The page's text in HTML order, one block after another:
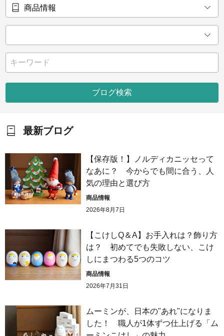
ブログ検索
最新ブログ
【保存版！】ノルディカニッセって
なあに？ 今からでも間に合う、人
気の理由と選び方
商品情報
2026年8月7日
【こけしQ＆A】お手入れは？飾り方
は？ 初めてでも失敗しない、こけ
しにまつわる5つのコツ
商品情報
2026年7月31日
ムーミンが、日本の"あれ"になりま
した！ 職人が1体ずつ仕上げる「ム